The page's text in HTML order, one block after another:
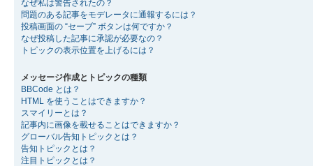
なぜ私は警告されたの？
問題のある記事をモデレータに通報するには？
投稿画面の “セーブ” ボタンは何ですか？
なぜ投稿した記事に承認が必要なの？
トピックの表示位置を上げるには？
メッセージ作成とトピックの種類
BBCode とは？
HTML を使うことはできますか？
スマイリーとは？
記事内に画像を載せることはできますか？
グローバル告知トピックとは？
告知トピックとは？
注目トピックとは？